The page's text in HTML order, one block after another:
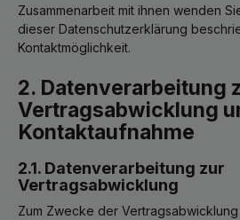
Zusammenarbeit mit ihnen wenden
dieser Datenschutzerklärung
Kontaktmöglichkeit.
2. Datenverarbeitung
Vertragsabwicklung
Kontaktaufnahme
2.1. Datenverarbeitung zur
Vertragsabwicklung
Zum Zwecke der